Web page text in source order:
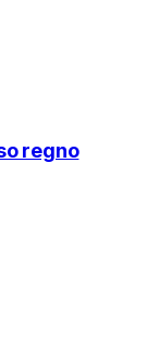
regno